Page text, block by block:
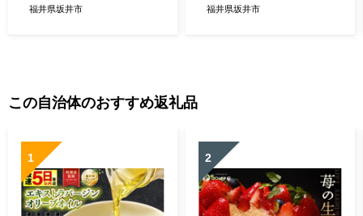
送】 華越前（5分づき） [B-0
福井県坂井市
送】 華越前 （上白米） [B-0
福井県坂井市
この自治体のおすすめ返礼品
1 2